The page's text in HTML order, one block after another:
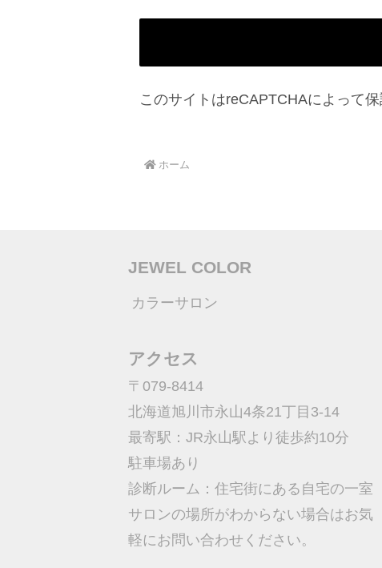
このサイトはreCAPTCHAによって
ホーム
JEWEL COLOR
カラーサロン
アクセス
〒079-8414
北海道旭川市永山4条21丁目3-14
最寄駅：JR永山駅より徒歩約10分
​駐車場あり
診断ルーム：住宅街にある自宅の一室
サロンの場所がわからない場合はお気
軽にお問い合わせください。